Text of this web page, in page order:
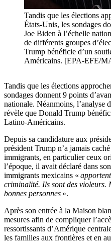
Tandis que les élections
États-Unis, les sondages
Joe Biden à l’échelle
de différents groupes
Trump bénéficie d’un
Américains. [EPA-EFE/
Tandis que les élections
sondages donnent 9 points
nationale. Néanmoins, l’analyse
révèle que Donald Trump
Latino-Américains.
Depuis sa candidature aux
président Trump n’a jamais
immigrants, en particulier ceux
l’époque, il avait déclaré dans
immigrants mexicains «
criminalité. Ils sont des violeurs.
bonnes personnes ».
Après son entrée à la Maison
mesures afin de compliquer
ressortissants d’Amérique
les familles aux frontières et en